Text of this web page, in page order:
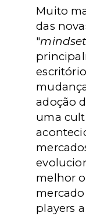
Muito
das
"mindset
adoção
uma
melhor
players